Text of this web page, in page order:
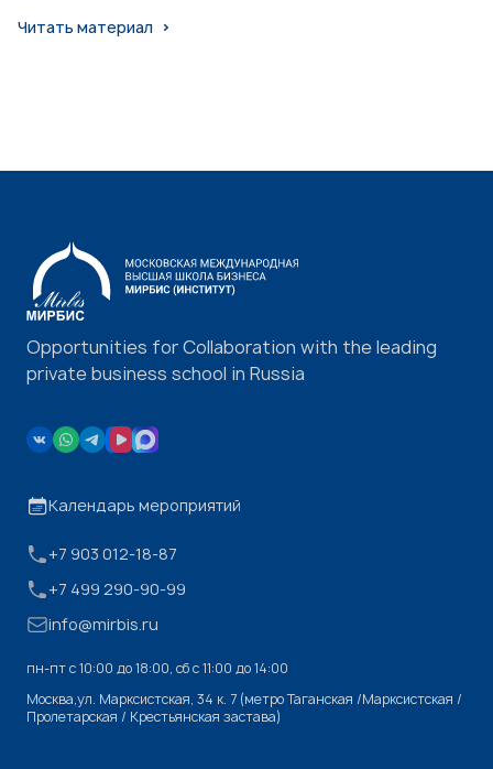
Читать материал
Opportunities for Collaboration with the leading
private business school in Russia
Календарь мероприятий
+7 903 012-18-87
+7 499 290-90-99
info@mirbis.ru
пн-пт с 10:00 до 18:00, cб с 11:00 до 14:00
Москва,ул. Марксистская, 34 к. 7 (метро Таганская /Марксистская /
Пролетарская / Крестьянская застава)